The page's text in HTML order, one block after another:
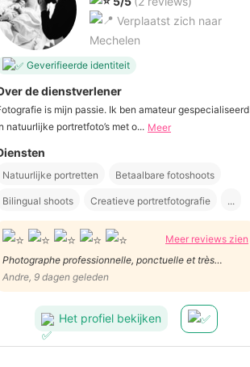
Verplaatst zich naar
Mechelen
Geverifieerde identiteit
de dienstverlener
is mijn passie. Ik ben amateur gespecialiseerd
natuurlijke portretfoto’s met o... Meer
Natuurlijke portretten Betaalbare fotoshoots
Bilingual shoots Creatieve portretfotografie ...
Meer reviews zien
Photographe professionnelle, ponctuelle et très
agréable. Patiente et à l’écoute, elle a capturé notre
cérémonie avec naturel. Les photos sont magnifiques.
Nous la recommandons vivement !
Andre, 9 dagen geleden
Het profiel bekijken